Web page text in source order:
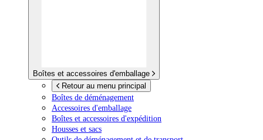
Boîtes et accessoires d'emballage
Retour au menu principal
Boîtes de déménagement
Accessoires d'emballage
Boîtes et accessoires d'expédition
Housses et sacs